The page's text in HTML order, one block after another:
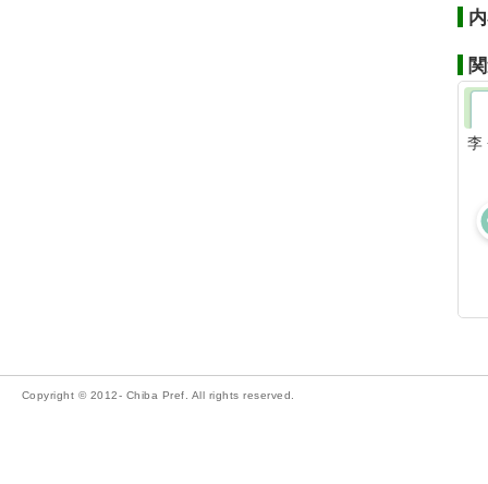
李
Copyright © 2012- Chiba Pref. All rights reserved.